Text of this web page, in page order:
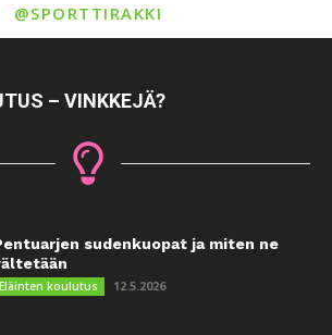
@SPORTTIRAKKI
– VINKKEJÄ?
sudenkuopat ja miten ne
Eläinten koulutus 12.5.2026